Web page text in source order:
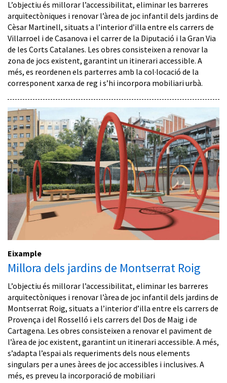
L’objectiu és millorar l’accessibilitat, eliminar les barreres
arquitectòniques i renovar l’àrea de joc infantil dels jardins de
Cèsar Martinell, situats a l’interior d’illa entre els carrers de
Villarroel i de Casanova i el carrer de la Diputació i la Gran Via
de les Corts Catalanes. Les obres consisteixen a renovar la
zona de jocs existent, garantint un itinerari accessible. A
més, es reordenen els parterres amb la col·locació de la
corresponent xarxa de reg i s’hi incorpora mobiliari urbà.
Eixample
Millora dels jardins de Montserrat Roig
L’objectiu és millorar l’accessibilitat, eliminar les barreres
arquitectòniques i renovar l’àrea de joc infantil dels jardins de
Montserrat Roig, situats a l’interior d’illa entre els carrers de
Provença i del Rosselló i els carrers del Dos de Maig i de
Cartagena. Les obres consisteixen a renovar el paviment de
l’àrea de joc existent, garantint un itinerari accessible. A més,
s’adapta l’espai als requeriments dels nous elements
singulars per a unes àrees de joc accessibles i inclusives. A
més, es preveu la incorporació de mobiliari